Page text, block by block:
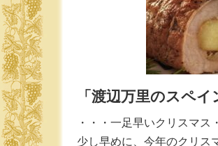
「渡辺万里のスペイ
・・・一足早いクリスマス
少し早めに、今年のクリス